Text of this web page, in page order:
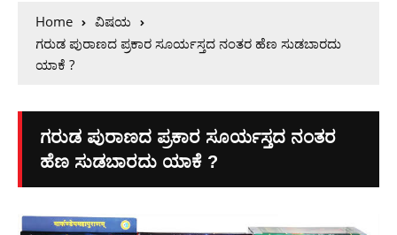
Home
ವಿಷಯ
ಗರುಡ ಪುರಾಣದ ಪ್ರಕಾರ ಸೂರ್ಯಸ್ತದ ನಂತರ ಹೆಣ ಸುಡಬಾರದು
ಯಾಕೆ ?
ಗರುಡ ಪುರಾಣದ ಪ್ರಕಾರ ಸೂರ್ಯಸ್ತದ ನಂತರ
ಹೆಣ ಸುಡಬಾರದು ಯಾಕೆ ?